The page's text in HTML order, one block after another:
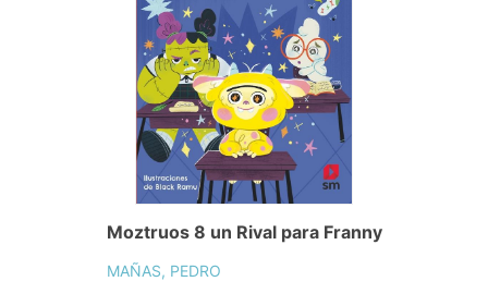
Moztruos 8 un Rival para Franny
MAÑAS, PEDRO